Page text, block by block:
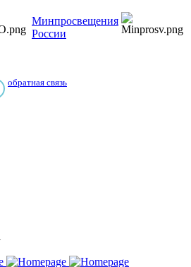
Минпросвещения
России
обратная связь